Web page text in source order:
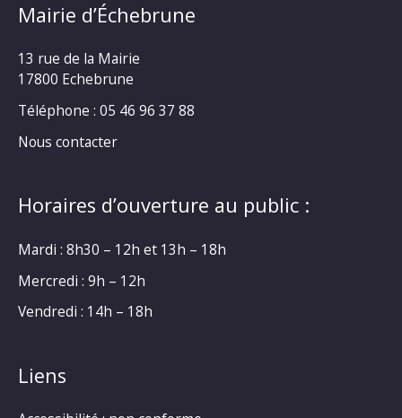
Mairie d’Échebrune
13 rue de la Mairie
17800 Echebrune
Téléphone : 05 46 96 37 88
Nous contacter
Horaires d’ouverture au public :
Mardi : 8h30 – 12h et 13h – 18h
Mercredi : 9h – 12h
Vendredi : 14h – 18h
Liens